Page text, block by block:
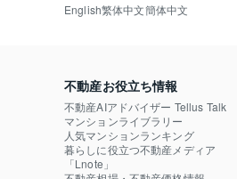
English繁体中文簡体中文
不動産お役立ち情報
不動産AIアドバイザー Tellus Talk
マンションライブラリー
人気マンションランキング
暮らしに役立つ不動産メディア
「Lnote」